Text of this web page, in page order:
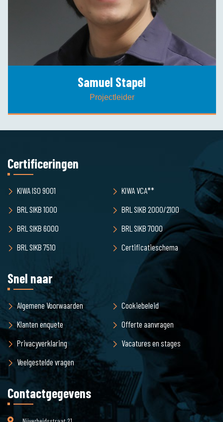
Samuel Stapel
Projectleider
Certificeringen
KIWA ISO 9001
KIWA VCA**
BRL SIKB 1000
BRL SIKB 2000/2100
BRL SIKB 6000
BRL SIKB 7000
BRL SIKB 7510
Certificatieschema
Snel naar
Algemene Voorwaarden
Cookiebeleid
Klanten enquete
Offerte aanvragen
Privacyverklaring
Vacatures en stages
Veelgestelde vragen
Contactgegevens